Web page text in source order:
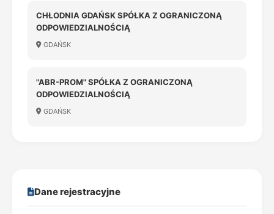
CHŁODNIA GDAŃSK SPÓŁKA Z OGRANICZONĄ
ODPOWIEDZIALNOŚCIĄ
GDAŃSK
"ABR-PROM" SPÓŁKA Z OGRANICZONĄ
ODPOWIEDZIALNOŚCIĄ
GDAŃSK
Dane rejestracyjne